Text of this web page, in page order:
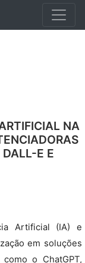
NA
E E
Artificial (IA) e
em soluções
o ChatGPT,